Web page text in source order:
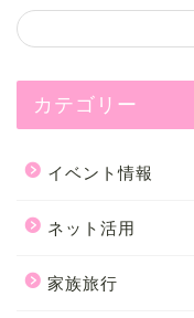
カテゴリー
イベント情報
ネット活用
家族旅行